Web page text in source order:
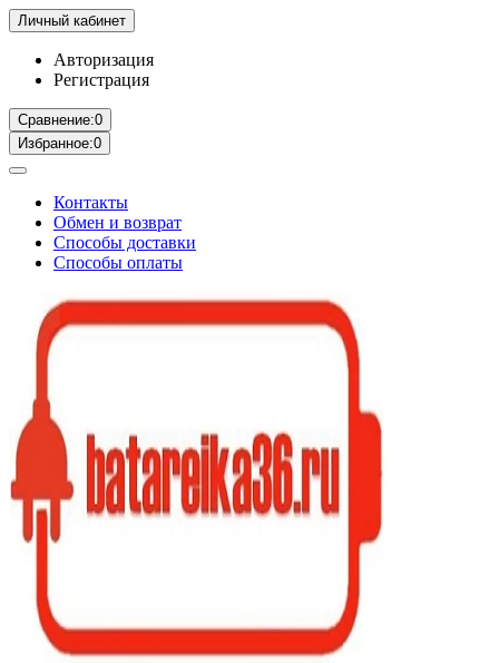
Личный кабинет
Авторизация
Регистрация
Сравнение:0
Избранное:0
Контакты
Обмен и возврат
Способы доставки
Способы оплаты